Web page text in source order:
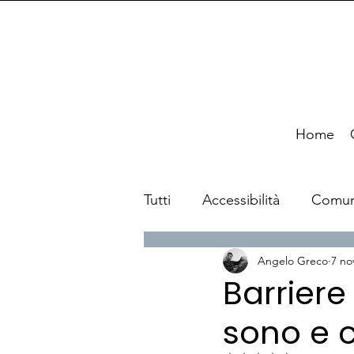
Home
Tutti Accessibilità
Viaggi
sono e
Angelo Greco 7